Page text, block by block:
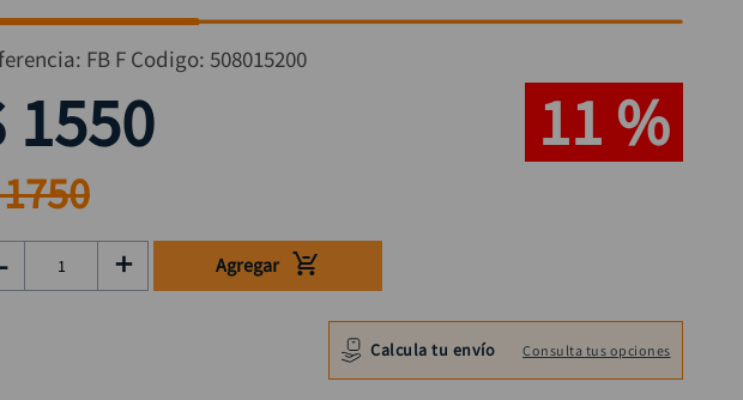
: FB F Codigo: 508015200
1550 11 %
1750
＋ Agregar
Calcula tu envío Consulta tus opciones